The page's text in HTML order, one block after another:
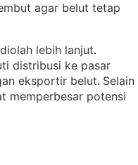
agar belut tetap
lebih lanjut
distribusi ke pasar
eksportir belut. Selain
memperbesar potensi